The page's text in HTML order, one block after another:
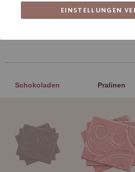
Confiserie
Schokoladen Pralinen
EINSTELLUNGEN